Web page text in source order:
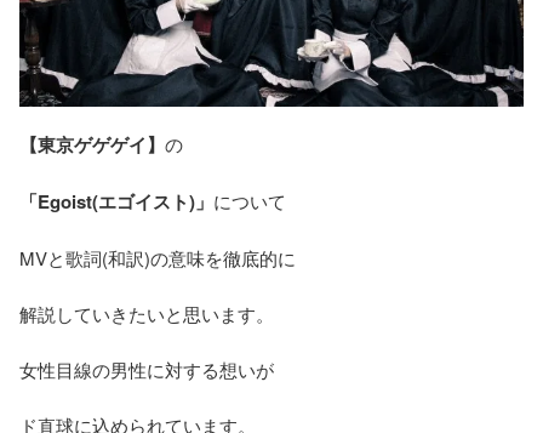
【東京ゲゲゲイ】 の
「Egoist(エゴイスト)」 について
MVと歌詞(和訳)の意味を徹底的に
解説していきたいと思います。
女性目線の男性に対する想いが
ド直球に込められています。